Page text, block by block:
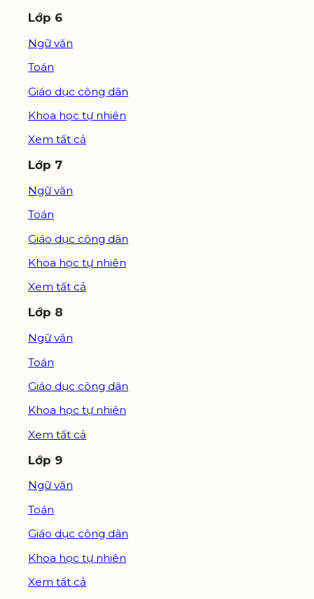
Lớp 6
Ngữ văn
Toán
Giáo dục công dân
Khoa học tự nhiên
Xem tất cả
Lớp 7
Ngữ văn
Toán
Giáo dục công dân
Khoa học tự nhiên
Xem tất cả
Lớp 8
Ngữ văn
Toán
Giáo dục công dân
Khoa học tự nhiên
Xem tất cả
Lớp 9
Ngữ văn
Toán
Giáo dục công dân
Khoa học tự nhiên
Xem tất cả